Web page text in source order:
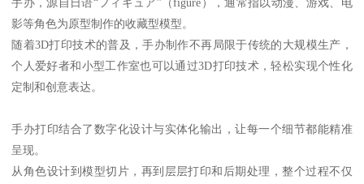
影等角色为原型制作的收藏型模型。
随着3D打印技术的普及，手办制作不再局限于传统的大规模生产，
个人爱好者和小型工作室也可以通过3D打印技术，轻松实现个性化
定制和创意表达。
手办打印结合了数字化设计与实体化输出，让每一个细节都能精准
呈现。
从角色设计到模型切片，再到层层打印和后期处理，整个过程不仅